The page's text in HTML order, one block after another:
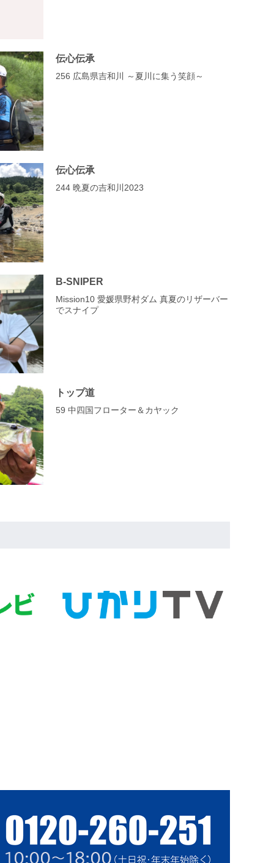
伝心伝承
256 広島県吉和川 ～夏川に集う笑顔～
伝心伝承
244 晩夏の吉和川2023
B-SNIPER
Mission10 愛媛県野村ダム 真夏のリザーバー
でスナイプ
トップ道
59 中四国フローター＆カヤック